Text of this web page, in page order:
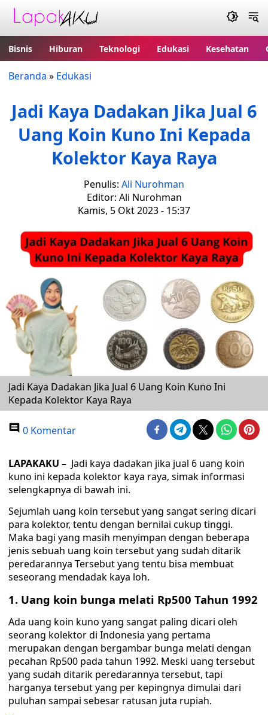
Bisnis Hiburan Teknologi Edukasi Kesehatan
Beranda » Edukasi
Jadi Kaya Dadakan Jika Jual 6
Uang Koin Kuno Ini Kepada
Kolektor Kaya Raya
Penulis: Ali Nurohman
Editor: Ali Nurohman
Kamis, 5 Okt 2023 - 15:37
Jadi Kaya Dadakan Jika Jual 6 Uang Koin Kuno Ini
Kepada Kolektor Kaya Raya
0 Komentar
LAPAKAKU – Jadi kaya dadakan jika jual 6 uang koin
kuno ini kepada kolektor kaya raya, simak informasi
selengkapnya di bawah ini.
Sejumlah uang koin tersebut yang sangat sering dicari
para kolektor, tentu dengan bernilai cukup tinggi.
Maka bagi yang masih menyimpan dengan beberapa
jenis sebuah uang koin tersebut yang sudah ditarik
peredarannya Tersebut yang tentu bisa membuat
seseorang mendadak kaya loh.
1. Uang koin bunga melati Rp500 Tahun 1992
Ada uang koin kuno yang sangat paling dicari oleh
seorang kolektor di Indonesia yang pertama
merupakan dengan bergambar bunga melati dengan
pecahan Rp500 pada tahun 1992. Meski uang tersebut
yang sudah ditarik peredarannya tersebut, tapi
harganya tersebut yang per kepingnya dimulai dari
puluhan sampai sebesar ratusan juta rupiah.